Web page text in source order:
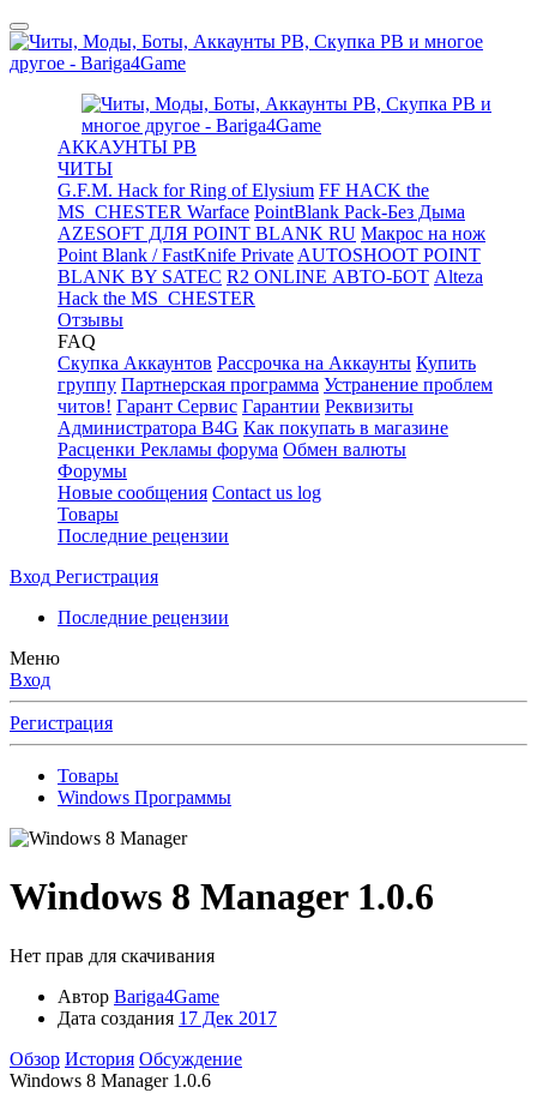
АККАУНТЫ PB
ЧИТЫ
G.F.M. Hack for Ring of Elysium FF HACK the
MS_CHESTER Warface PointBlank Pack-Без Дыма
AZESOFT ДЛЯ POINT BLANK RU Макрос на нож
Point Blank / FastKnife Private AUTOSHOOT POINT
BLANK BY SATEC R2 ONLINE АВТО-БОТ Alteza
Hack the MS_CHESTER
Отзывы
FAQ
Скупка Аккаунтов Рассрочка на Аккаунты Купить
группу Партнерская программа Устранение проблем
читов! Гарант Сервис Гарантии Реквизиты
Администратора B4G Как покупать в магазине
Расценки Рекламы форума Обмен валюты
Форумы
Новые сообщения Contact us log
Товары
Последние рецензии
Вход Регистрация
Последние рецензии
Меню
Вход
Регистрация
Товары
Windows Программы
Windows 8 Manager 1.0.6
Нет прав для скачивания
Автор Bariga4Game
Дата создания 17 Дек 2017
Обзор История Обсуждение
Windows 8 Manager 1.0.6